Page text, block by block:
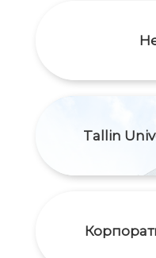
Tallin